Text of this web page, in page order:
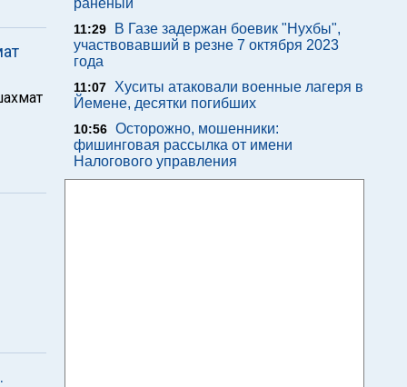
раненый
11:29
В Газе задержан боевик "Нухбы",
участвовавший в резне 7 октября 2023
года
11:07
Хуситы атаковали военные лагеря в
Йемене, десятки погибших
10:56 Осторожно, мошенники:
фишинговая рассылка от имени
Налогового управления